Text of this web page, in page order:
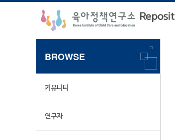
BROWSE
커뮤니티
연구자